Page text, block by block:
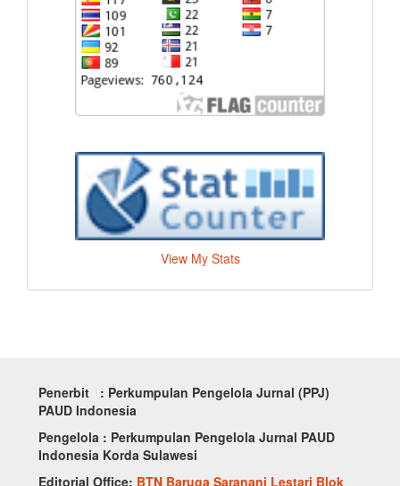
View My Stats
Penerbit : Perkumpulan Pengelola Jurnal (PPJ)
PAUD Indonesia
Pengelola : Perkumpulan Pengelola Jurnal PAUD
Indonesia Korda Sulawesi
Editorial Office: BTN Baruga Saranani Lestari Blok